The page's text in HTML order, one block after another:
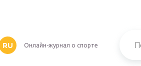
RU Онлайн-журнал о спорте